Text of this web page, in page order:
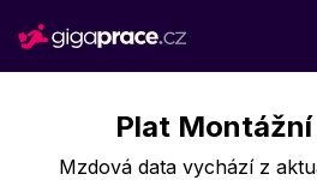
Plat
Mzdová data vychází z